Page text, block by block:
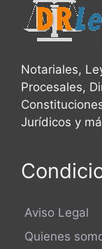
Notariales,
Procesales,
Jurídicos y
Aviso Legal
Quienes